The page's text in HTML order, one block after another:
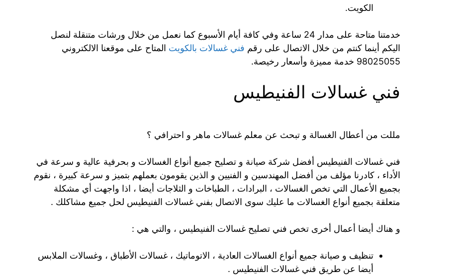
الكويت.
خدمتنا متاحة على مدار 24 ساعة وفي كافة أيام الأسبوع كما نعمل من خلال ورشات متنقلة لنصل
اليكم أينما كنتم من خلال الاتصال على رقم فني غسالات بالكويت المتاح على موقعنا الالكتروني
98025055 خدمة مميزة وأسعار رخيصة.
فني غسالات الفنيطيس
مللت من أعطال الغسالة و تبحث عن معلم غسالات ماهر و احترافي ؟
فني غسالات الفنيطيس أفضل شركة صيانة و تصليح جميع أنواع الغسالات و بحرفية عالية و سرعة في
الأداء ، كادرنا مؤلف من أفضل المهندسين و الفنيين و الذين يقومون بعملهم بتميز و سرعة كبيرة ، نقوم
بجميع الأعمال التي تخص الغسالات ، البرادات ، الطباخات و الثلاجات أيضا ، اذا واجهت أي مشكلة
متعلقة بجميع أنواع الغسالات ما عليك سوى الاتصال بفني غسالات الفنيطيس لحل جميع مشاكلك .
و هناك أيضا أعمال أخرى تخص فني تصليح غسالات الفنيطيس ، والتي هي :
تنظيف و صيانة جميع أنواع الغسالات العادية ، الاتوماتيك ، غسالات الأطباق ، وغسالات الملابس
أيضا عن طريق فني غسالات الفنيطيس .